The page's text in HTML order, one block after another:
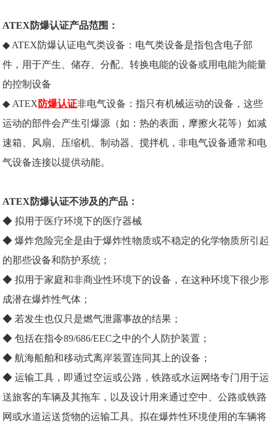
ATEX防爆认证产品范围：
◆ ATEX防爆认证电气类设备：电气类设备是指包含电子部
件，用于产生、储存、分配、转换电能的设备或用电能为能量
的控制设备
◆ ATEX 防爆认证非电气设备：指只有机械运动的设备，这些
运动的部件会产生引爆源（如：热的表面，摩擦火花等）如减
速箱、风扇、压缩机、制动器、搅拌机，非电气设备通常和电
气设备连接以提供动能。
ATEX防爆认证不涉及的产品：
◆ 拟用于医疗环境下的医疗器械
◆ 爆炸危险完全是由于爆炸性物质或不稳定的化学物质所引起
的那些设备和防护系统；
◆ 拟用于家庭和非商业性环境下的设备，在这种环境下很少形
成潜在爆炸性气体；
◆ 若发生也仅只是燃气泄露事故的结果；
◆ 包括在指令89/686/EEC之中的个人防护装置；
◆ 航海船舶和移动式离岸装置连同其上的设备；
◆ 运输工具，即通过空运或公路，铁路或水运网络专门用于运
送旅客的车辆及其拖车，以及设计用来通过空中、公路或铁路
网或水道运送货物的运输工具。拟在爆炸性环境使用的车辆将